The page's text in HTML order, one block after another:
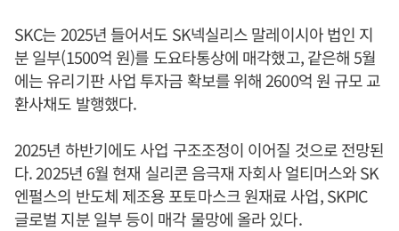
SKC는 2025년 들어서도 SK넥실리스 말레이시아 법인 지
분 일부(1500억 원)를 도요타통상에 매각했고, 같은해 5월
에는 유리기판 사업 투자금 확보를 위해 2600억 원 규모 교
환사채도 발행했다.
2025년 하반기에도 사업 구조조정이 이어질 것으로 전망된
다. 2025년 6월 현재 실리콘 음극재 자회사 얼티머스와 SK
엔펄스의 반도체 제조용 포토마스크 원재료 사업, SKPIC
글로벌 지분 일부 등이 매각 물망에 올라 있다.